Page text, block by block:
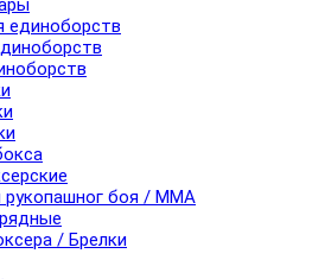
единоборств
рукопашног боя / ММА
/ Брелки